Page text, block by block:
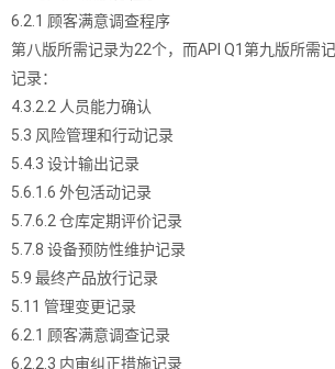
6.2.1 顾客满意调查程序
第八版所需记录为22个，而API Q1第九版所需
记录：
4.3.2.2 人员能力确认
5.3 风险管理和行动记录
5.4.3 设计输出记录
5.6.1.6 外包活动记录
5.7.6.2 仓库定期评价记录
5.7.8 设备预防性维护记录
5.9 最终产品放行记录
5.11 管理变更记录
6.2.1 顾客满意调查记录
6.2.2.3 内审纠正措施记录